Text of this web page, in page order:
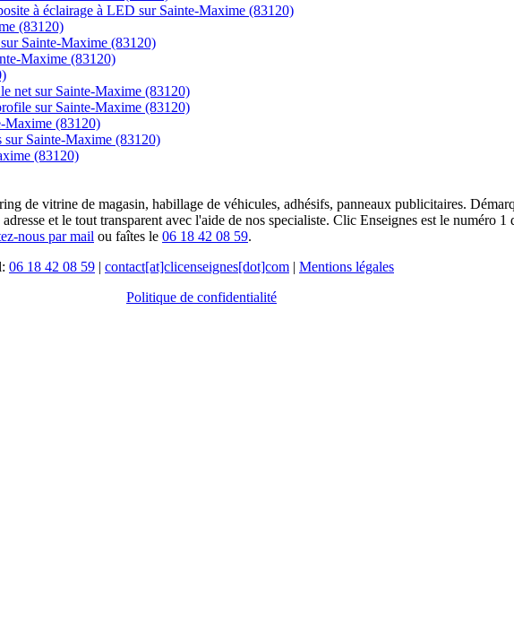
à éclairage à LED sur Sainte-Maxime (83120)
(83120)
Sainte-Maxime (83120)
Maxime (83120)
net sur Sainte-Maxime (83120)
sur Sainte-Maxime (83120)
Maxime (83120)
sur Sainte-Maxime (83120)
(83120)
de vitrine de magasin, habillage de véhicules, adhésifs, panneaux publicitaires.
et le tout transparent avec l'aide de nos specialiste. Clic Enseignes est le numéro
nous par mail ou faîtes le 06 18 42 08 59.
06 18 42 08 59 | contact[at]clicenseignes[dot]com | Mentions légales
Politique de confidentialité